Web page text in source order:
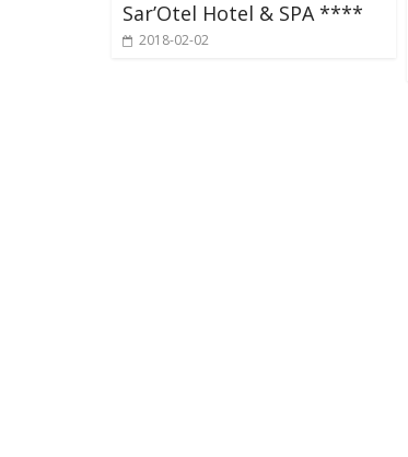
Sar’Otel Hotel & SPA ****
2018-02-02